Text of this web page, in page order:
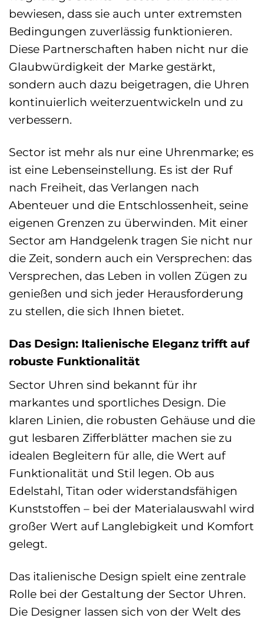
bewiesen, dass sie auch unter extremsten
Bedingungen zuverlässig funktionieren.
Diese Partnerschaften haben nicht nur die
Glaubwürdigkeit der Marke gestärkt,
sondern auch dazu beigetragen, die Uhren
kontinuierlich weiterzuentwickeln und zu
verbessern.
Sector ist mehr als nur eine Uhrenmarke; es
ist eine Lebenseinstellung. Es ist der Ruf
nach Freiheit, das Verlangen nach
Abenteuer und die Entschlossenheit, seine
eigenen Grenzen zu überwinden. Mit einer
Sector am Handgelenk tragen Sie nicht nur
die Zeit, sondern auch ein Versprechen: das
Versprechen, das Leben in vollen Zügen zu
genießen und sich jeder Herausforderung
zu stellen, die sich Ihnen bietet.
Das Design: Italienische Eleganz trifft auf
robuste Funktionalität
Sector Uhren sind bekannt für ihr
markantes und sportliches Design. Die
klaren Linien, die robusten Gehäuse und die
gut lesbaren Zifferblätter machen sie zu
idealen Begleitern für alle, die Wert auf
Funktionalität und Stil legen. Ob aus
Edelstahl, Titan oder widerstandsfähigen
Kunststoffen – bei der Materialauswahl wird
großer Wert auf Langlebigkeit und Komfort
gelegt.
Das italienische Design spielt eine zentrale
Rolle bei der Gestaltung der Sector Uhren.
Die Designer lassen sich von der Welt des